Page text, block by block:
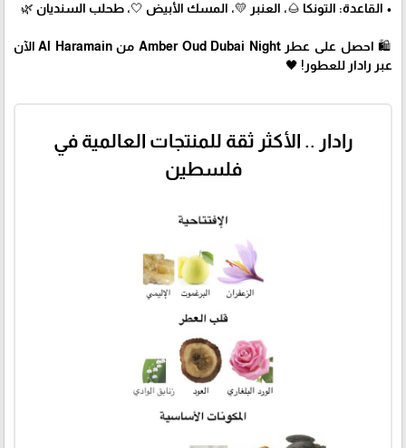
• القاعدة: التونكا 🌰، العنبر 💛، المسك الأبيض 🤍، طحلب السنديان 🌿
🛍 احصل على عطر Amber Oud Dubai Night من Al Haramain الآن
عبر رادار للعطور! 🖤
رادار .. الأكثر ثقة للمنتجات العالمية في
فلسطين